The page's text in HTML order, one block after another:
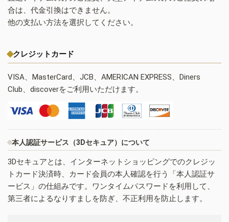
合は、代金引換はできません。
他の支払い方法を選択してください。
クレジットカード
VISA、MasterCard、JCB、AMERICAN EXPRESS、Diners
Club、discoverをご利用いただけます。
本人認証サービス（3Dセキュア）について
3Dセキュアとは、インターネットショッピングでのクレジッ
トカード決済時、カード会員の本人確認を行う「本人認証サ
ービス」の仕組みです。ワンタイムパスワードを利用して、
第三者によるなりすましを防ぎ、不正利用を防止します。